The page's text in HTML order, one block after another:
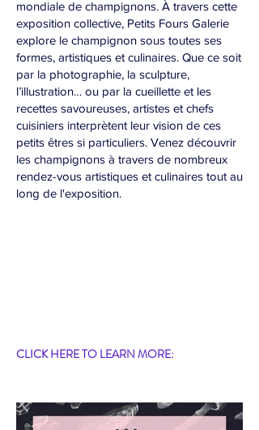
mondiale de champignons. À travers cette
exposition collective, Petits Fours Galerie
explore le champignon sous toutes ses
formes, artistiques et culinaires. Que ce soit
par la photographie, la sculpture,
l’illustration… ou par la cueillette et les
recettes savoureuses, artistes et chefs
cuisiniers interprètent leur vision de ces
petits êtres si particuliers. Venez découvrir
les champignons à travers de nombreux
rendez-vous artistiques et culinaires tout au
long de l'exposition.
CLICK HERE TO LEARN MORE: